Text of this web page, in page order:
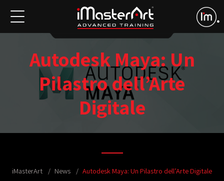
Autodesk Maya: Un
Pilastro dell’Arte
Digitale
iMasterArt News Autodesk Maya: Un Pilastro dell’Arte Digitale